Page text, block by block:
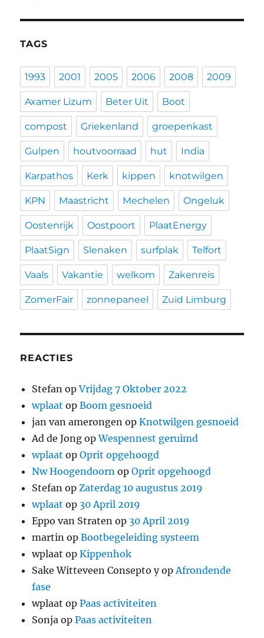
TAGS
1993 2001 2005 2006 2008 2009
Axamer Lizum Beter Uit Boot
compost Griekenland groepenkast
Gulpen houtvoorraad hut India
Karpathos Kerk kippen knotwilgen
KPN Maastricht Mechelen Ongeluk
Oostenrijk Oostpoort PlaatEnergy
PlaatSign Slenaken surfplak Telfort
Vaals Vakantie welkom Zakenreis
ZomerFair zonnepaneel Zuid Limburg
REACTIES
Stefan opVrijdag 7 Oktober 2022
wplaat opBoom gesnoeid
jan van amerongen opKnotwilgen gesnoeid
Ad de Jong opWespennest geruimd
wplaat opOprit opgehoogd
Nw Hoogendoorn opOprit opgehoogd
Stefan op Zaterdag 10 augustus 2019
wplaat op 30 April 2019
Eppo van Straten op 30 April 2019
martin opBootbegeleiding systeem
wplaat opKippenhok
Sake Witteveen Consepto yop Afrondende
fase
wplaat opPaas activiteiten
Sonja opPaas activiteiten